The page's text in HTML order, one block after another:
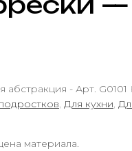
- Арт. G0101
, Для кухни,
материала.